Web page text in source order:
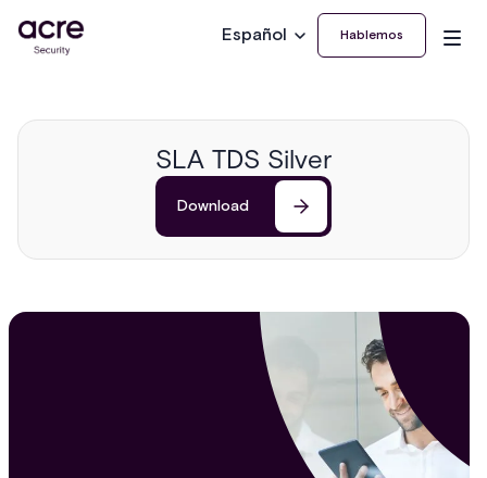
Español Hablemos
SLA TDS Silver
Download